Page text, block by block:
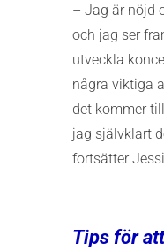
– Jag är nöjd
och jag ser
utveckla
några viktiga
det kommer
jag självklart
fortsätter
Tips för